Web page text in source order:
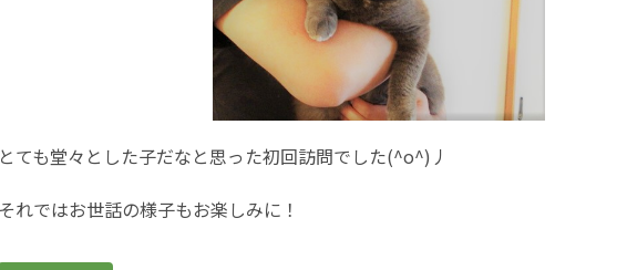
とても堂々とした子だなと思った初回訪問でした(^o^)丿
それではお世話の様子もお楽しみに！